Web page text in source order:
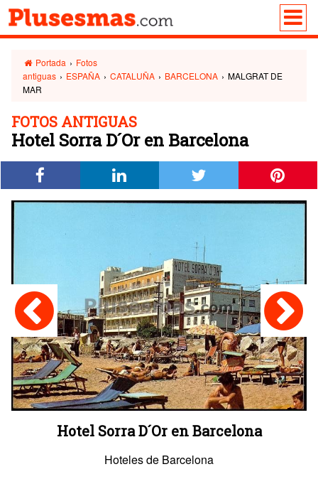
Portada › Fotos
antiguas › ESPAÑA › CATALUÑA › BARCELONA › MALGRAT DE
MAR
FOTOS ANTIGUAS
Hotel Sorra D´Or en Barcelona
Hotel Sorra D´Or en Barcelona
Hoteles de Barcelona